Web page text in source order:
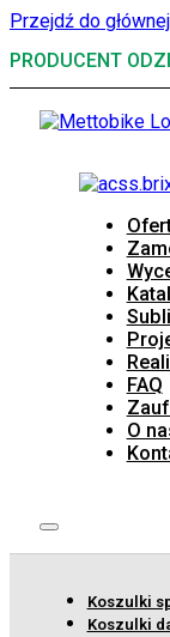
Przejdź do
PRODUCENT
FAQ
O
Koszulki
Koszulki